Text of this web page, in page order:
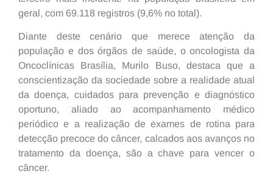
geral, com 69.118 registros (9,6% no total).
Diante deste cenário que merece atenção da
população e dos órgãos de saúde, o oncologista da
Oncoclínicas Brasília, Murilo Buso, destaca que a
conscientização da sociedade sobre a realidade atual
da doença, cuidados para prevenção e diagnóstico
oportuno, aliado ao acompanhamento médico
periódico e a realização de exames de rotina para
detecção precoce do câncer, calcados aos avanços no
tratamento da doença, são a chave para vencer o
câncer.